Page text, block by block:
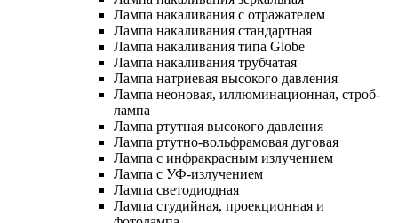
Лампа накаливания с отражателем
Лампа накаливания стандартная
Лампа накаливания типа Globe
Лампа накаливания трубчатая
Лампа натриевая высокого давления
Лампа неоновая, иллюминационная, строб-
лампа
Лампа ртутная высокого давления
Лампа ртутно-вольфрамовая дуговая
Лампа с инфракрасным излучением
Лампа с УФ-излучением
Лампа светодиодная
Лампа студийная, проекционная и